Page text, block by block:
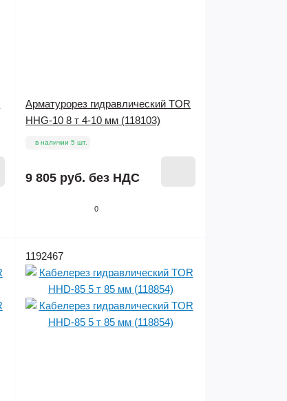
0
Арматурорез гидравлический TOR
HHG-10 8 т 4-10 мм (118103)
в наличии 5 шт.
9 805 руб. без НДС
1192467